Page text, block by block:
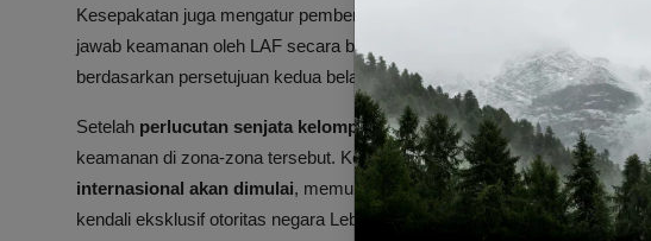
Kesepakatan juga mengatur pembentukan
yang
jawab keamanan oleh LAF secara bertahap. Dua zona awal telah
berdasarkan persetujuan kedua belah pihak.
Setelah perlucutan senjata kelompok non-negara dikonfirmasi, LAF
keamanan di zona-zona tersebut. Kesepakatan juga menyinggung bahwa
internasional akan dimulai, memungkinkan warga sipil Lebanon untuk
kendali eksklusif otoritas negara Lebanon.